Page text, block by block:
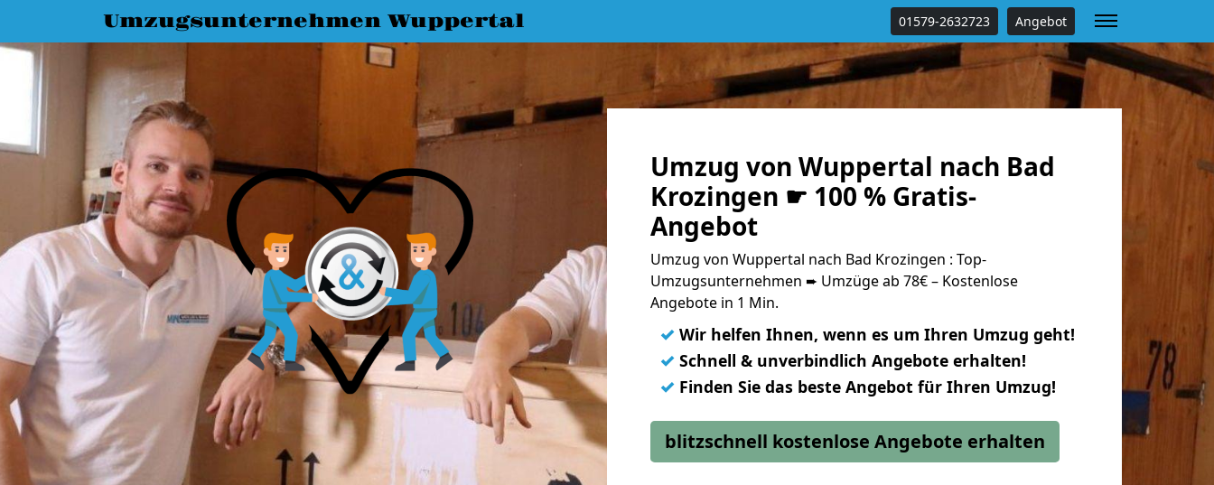
Umzugsunternehmen Wuppertal 01579-2632723 Angebot
Umzug von Wuppertal nach Bad
Krozingen ☛ 100 % Gratis-
Angebot
Umzug von Wuppertal nach Bad Krozingen : Top-
Umzugsunternehmen ➨ Umzüge ab 78€ – Kostenlose
Angebote in 1 Min.
✓ Wir helfen Ihnen, wenn es um Ihren Umzug geht!
✓ Schnell & unverbindlich Angebote erhalten!
✓ Finden Sie das beste Angebot für Ihren Umzug!
blitzschnell kostenlose Angebote erhalten